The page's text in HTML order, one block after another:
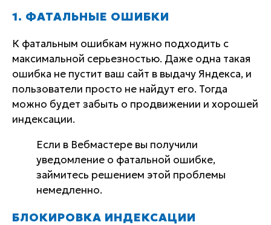
1. ФАТАЛЬНЫЕ ОШИБКИ
К фатальным ошибкам нужно подходить с
максимальной серьезностью. Даже одна такая
ошибка не пустит ваш сайт в выдачу Яндекса, и
пользователи просто не найдут его. Тогда
можно будет забыть о продвижении и хорошей
индексации.
Если в Вебмастере вы получили
уведомление о фатальной ошибке,
займитесь решением этой проблемы
немедленно.
БЛОКИРОВКА ИНДЕКСАЦИИ